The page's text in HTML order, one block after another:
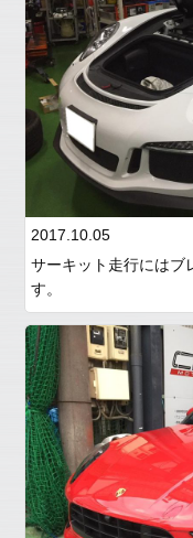
2017.10.05
サーキット走行にはブ
す。